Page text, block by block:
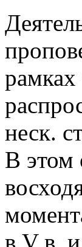
рамках
неск.
В этом